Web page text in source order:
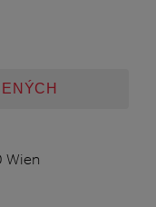
Wien